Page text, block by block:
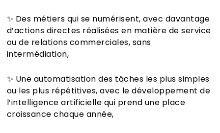
✨ Des métiers qui se numérisent, avec davantage
d’actions directes réalisées en matière de service
ou de relations commerciales, sans
intermédiation,
✨ Une automatisation des tâches les plus simples
ou les plus répétitives, avec le développement de
l’intelligence artificielle qui prend une place
croissance chaque année,